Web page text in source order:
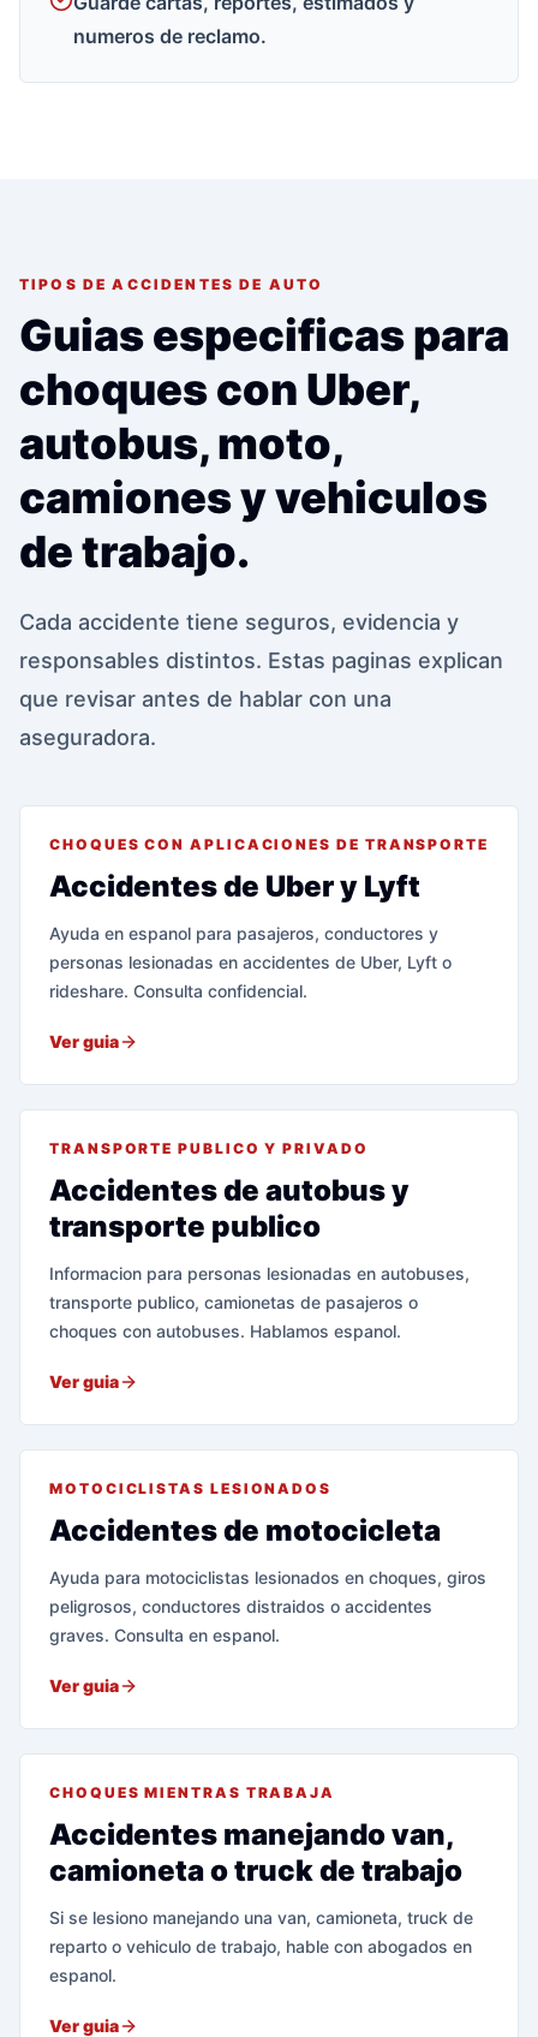
numeros de reclamo.
TIPOS DE ACCIDENTES DE AUTO
Guias especificas para
choques con Uber,
autobus, moto,
camiones y vehiculos
de trabajo.
Cada accidente tiene seguros, evidencia y
responsables distintos. Estas paginas explican
que revisar antes de hablar con una
aseguradora.
CHOQUES CON APLICACIONES DE TRANSPORTE
Accidentes de Uber y Lyft
Ayuda en espanol para pasajeros, conductores y
personas lesionadas en accidentes de Uber, Lyft o
rideshare. Consulta confidencial.
Ver guia
TRANSPORTE PUBLICO Y PRIVADO
Accidentes de autobus y
transporte publico
Informacion para personas lesionadas en autobuses,
transporte publico, camionetas de pasajeros o
choques con autobuses. Hablamos espanol.
Ver guia
MOTOCICLISTAS LESIONADOS
Accidentes de motocicleta
Ayuda para motociclistas lesionados en choques, giros
peligrosos, conductores distraidos o accidentes
graves. Consulta en espanol.
Ver guia
CHOQUES MIENTRAS TRABAJA
Accidentes manejando van,
camioneta o truck de trabajo
Si se lesiono manejando una van, camioneta, truck de
reparto o vehiculo de trabajo, hable con abogados en
espanol.
Ver guia